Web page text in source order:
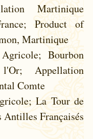
Martinique
Product of
Martinique
Bourbon
Appellation
Comte
La Tour de
Françaisés